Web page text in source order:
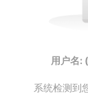
用户名:
系统检测到